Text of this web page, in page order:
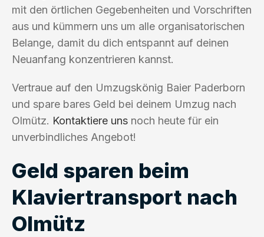
mit den örtlichen Gegebenheiten und Vorschriften
aus und kümmern uns um alle organisatorischen
Belange, damit du dich entspannt auf deinen
Neuanfang konzentrieren kannst.
Vertraue auf den Umzugskönig Baier Paderborn
und spare bares Geld bei deinem Umzug nach
Olmütz. Kontaktiere uns noch heute für ein
unverbindliches Angebot!
Geld sparen beim
Klaviertransport nach
Olmütz